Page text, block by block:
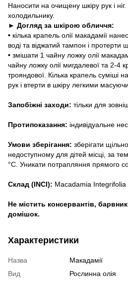
Наносити на очищену шкіру рук і
холодильнику.
► Догляд за шкірою обличчя:
• кілька крапель олії макадамії
воді та віджатий тампон і протерти
• змішати 1 чайну ложку олії
чайну ложку олії мигдалевої та 2-4
трояндової. Кілька крапель суміші
рук і втерти в шкіру легкими
Запобіжні заходи: тільки для
Протипоказання: індивідуальне
Умови зберігання: зберігати
недоступному для дітей місці, за
°С. Уникати потрапляння прямого
Склад (INCI): Macadamia Integrifolia
Не містить консервантів,
домішок.
Характеристики
Назва
Макадамії
Вид
Рослинна олія